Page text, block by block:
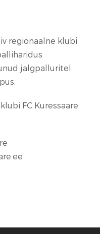
regionaalne klubi
jalgpalluritel
FC Kuressaare